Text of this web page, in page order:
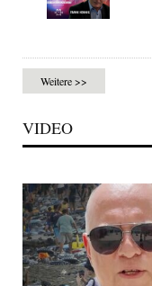
Weitere >>
VIDEO